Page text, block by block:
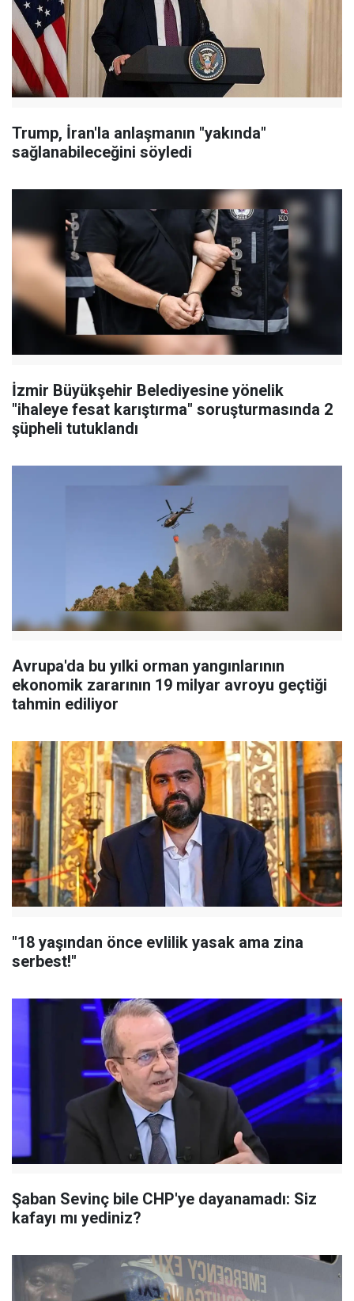
Trump, İran'la anlaşmanın "yakında"
sağlanabileceğini söyledi
İzmir Büyükşehir Belediyesine yönelik
"ihaleye fesat karıştırma" soruşturmasında 2
şüpheli tutuklandı
Avrupa'da bu yılki orman yangınlarının
ekonomik zararının 19 milyar avroyu geçtiği
tahmin ediliyor
"18 yaşından önce evlilik yasak ama zina
serbest!"
Şaban Sevinç bile CHP'ye dayanamadı: Siz
kafayı mı yediniz?